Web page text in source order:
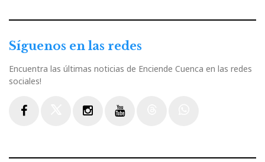
Síguenos en las redes
Encuentra las últimas noticias de Enciende Cuenca en las redes
sociales!